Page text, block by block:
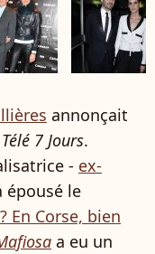
annonçait
Télé 7 Jours.
- ex-
épousé le
En Corse, bien
a eu un